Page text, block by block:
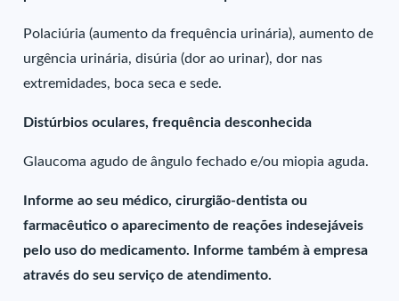
Polaciúria (aumento da frequência urinária), aumento de
urgência urinária, disúria (dor ao urinar), dor nas
extremidades, boca seca e sede.
Distúrbios oculares, frequência desconhecida
Glaucoma agudo de ângulo fechado e/ou miopia aguda.
Informe ao seu médico, cirurgião-dentista ou
farmacêutico o aparecimento de reações indesejáveis
pelo uso do medicamento. Informe também à empresa
através do seu serviço de atendimento.